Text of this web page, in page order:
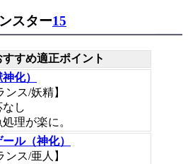
スター15
すすめ適正ポイント
化）
ンス/妖精】
し
理が楽に。
ル（神化）
ンス/亜人】